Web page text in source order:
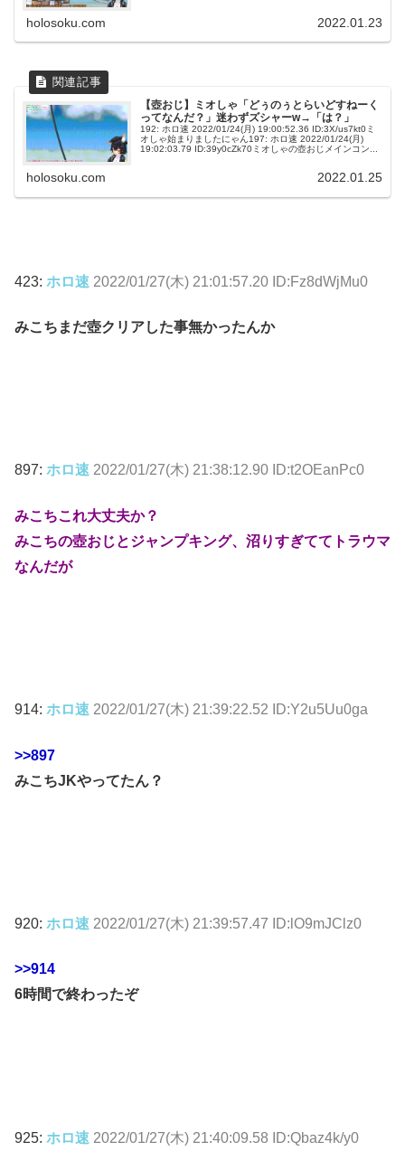
holosoku.com 2022.01.23
【壺おじ】ミオしゃ「どぅのぅとらいどすねーく
ってなんだ？」迷わずズシャーw→「は？」
192: ホロ速 2022/01/24(月) 19:00:52.36 ID:3X/us7kt0ミ
オしゃ始まりましたにゃん197: ホロ速 2022/01/24(月)
19:02:03.79 ID:39y0cZk70ミオしゃの壺おじメインコン...
holosoku.com 2022.01.25
423: ホロ速 2022/01/27(木) 21:01:57.20 ID:Fz8dWjMu0
みこちまだ壺クリアした事無かったんか
897: ホロ速 2022/01/27(木) 21:38:12.90 ID:t2OEanPc0
みこちこれ大丈夫か？
みこちの壺おじとジャンプキング、沼りすぎててトラウマ
なんだが
914: ホロ速 2022/01/27(木) 21:39:22.52 ID:Y2u5Uu0ga
>>897
みこちJKやってたん？
920: ホロ速 2022/01/27(木) 21:39:57.47 ID:lO9mJClz0
>>914
6時間で終わったぞ
925: ホロ速 2022/01/27(木) 21:40:09.58 ID:Qbaz4k/y0